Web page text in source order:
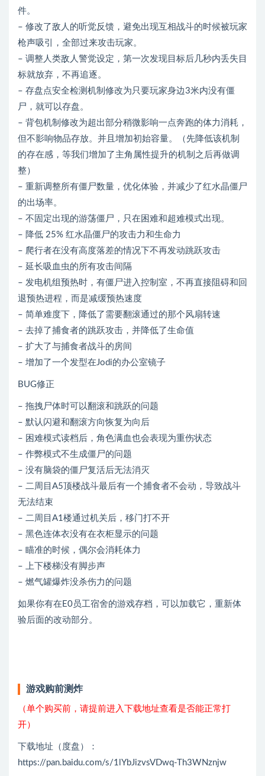
件。
– 修改了敌人的听觉反馈，避免出现互相战斗的时候被玩家
枪声吸引，全部过来攻击玩家。
– 调整人类敌人警觉设定，第一次发现目标后几秒内丢失目
标就放弃，不再追逐。
– 存盘点安全检测机制修改为只要玩家身边3米内没有僵
尸，就可以存盘。
– 背包机制修改为超出部分稍微影响一点奔跑的体力消耗，
但不影响物品存放。并且增加初始容量。（先降低该机制
的存在感，等我们增加了主角属性提升的机制之后再做调
整）
– 重新调整所有僵尸数量，优化体验，并减少了红水晶僵尸
的出场率。
– 不固定出现的游荡僵尸，只在困难和超难模式出现。
– 降低 25% 红水晶僵尸的攻击力和生命力
– 爬行者在没有高度落差的情况下不再发动跳跃攻击
– 延长吸血虫的所有攻击间隔
– 发电机组预热时，有僵尸进入控制室，不再直接阻碍和回
退预热进程，而是减缓预热速度
– 简单难度下，降低了需要翻滚通过的那个风扇转速
– 去掉了捕食者的跳跃攻击，并降低了生命值
– 扩大了与捕食者战斗的房间
– 增加了一个发型在Jodi的办公室镜子
BUG修正
– 拖拽尸体时可以翻滚和跳跃的问题
– 默认闪避和翻滚方向恢复为向后
– 困难模式读档后，角色满血也会表现为重伤状态
– 作弊模式不生成僵尸的问题
– 没有脑袋的僵尸复活后无法消灭
– 二周目A5顶楼战斗最后有一个捕食者不会动，导致战斗
无法结束
– 二周目A1楼通过机关后，移门打不开
– 黑色连体衣没有在衣柜显示的问题
– 瞄准的时候，偶尔会消耗体力
– 上下楼梯没有脚步声
– 燃气罐爆炸没杀伤力的问题
如果你有在E0员工宿舍的游戏存档，可以加载它，重新体
验后面的改动部分。
游戏购前测炸
（单个购买前，请提前进入下载地址查看是否能正常打
开）
下载地址（度盘）：
https://pan.baidu.com/s/1lYbJizvsVDwq-Th3WNznjw